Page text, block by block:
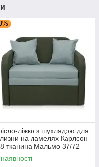
ліжко з шухлядою для
на ламелях Карлсон
тканина Мальмо 37/72
оливковий Мікс